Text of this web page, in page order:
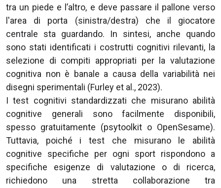
tra un piede e l’altro, e deve passare il pallone verso
l'area di porta (sinistra/destra) che il giocatore
centrale sta guardando. In sintesi, anche quando
sono stati identificati i costrutti cognitivi rilevanti, la
selezione di compiti appropriati per la valutazione
cognitiva non è banale a causa della variabilità nei
disegni sperimentali (Furley et al., 2023).
I test cognitivi standardizzati che misurano abilità
cognitive generali sono facilmente disponibili,
spesso gratuitamente (psytoolkit o OpenSesame).
Tuttavia, poiché i test che misurano le abilità
cognitive specifiche per ogni sport rispondono a
specifiche esigenze di valutazione o di ricerca,
richiedono una stretta collaborazione tra